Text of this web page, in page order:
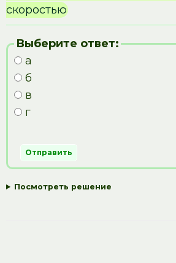
скоростью
Выберите ответ:
а
б
в
г
Посмотреть решение